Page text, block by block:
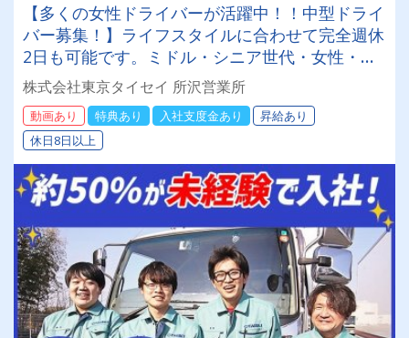
【多くの女性ドライバーが活躍中！！中型ドライ
バー募集！】ライフスタイルに合わせて完全週休
2日も可能です。ミドル・シニア世代・女性・主
婦（主夫）が活躍しております研修も充実してい
ますのでブランクがあっても安心社員寮を完備し
ているので遠方の方でも安心して入社いただけま
す！
株式会社東京タイセイ 所沢営業所
動画あり 特典あり 入社支度金あり
昇給あり
休日8日以上